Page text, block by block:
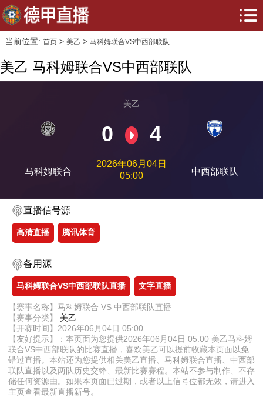
当前位置: 首页> 美乙 > 马科姆联合VS中西部联队
美乙 马科姆联合VS中西部联队
马科姆联合
美乙
0 4
2026年06月04日
05:00
中西部联队
直播信号源
高清直播 腾讯体育
备用源
马科姆联合VS中西部联队直播 文字直播
【赛事名称】马科姆联合 VS 中西部联队直播
【赛事分类】 美乙
【开赛时间】2026年06月04日 05:00
【友好提示】：本页面为您提供2026年06月04日 05:00 美乙马科姆
联合VS中西部联队的比赛直播，喜欢美乙可以提前收藏本页面以免
错过直播。本站还为您提供相关美乙直播、马科姆联合直播、中西部
联队直播以及两队历史交锋、最新比赛赛程。本站不参与制作、不存
储任何资源由。如果本页面已过期，或者以上信号位都无效，请进入
主页查看最新直播新号。